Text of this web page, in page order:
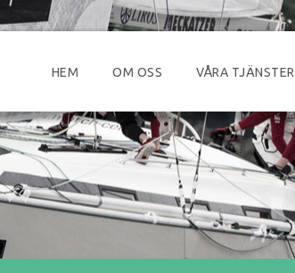
HEM OM OSS VÅRA TJÄNSTER